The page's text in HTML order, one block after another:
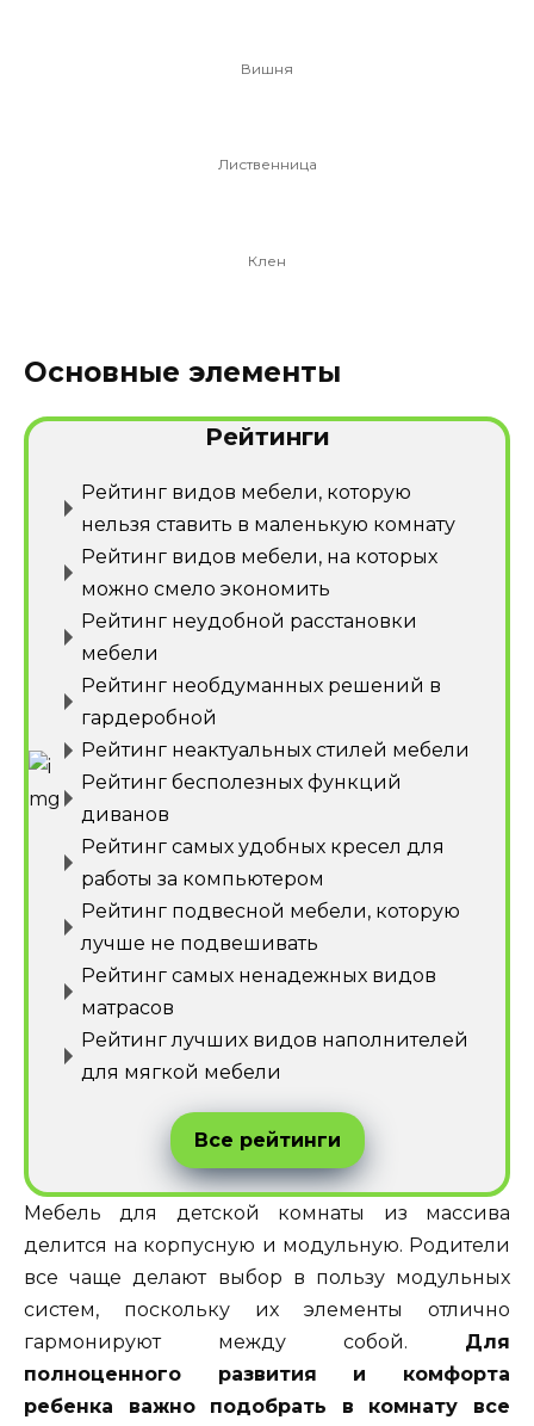
Вишня
Лиственница
Клен
Основные элементы
Рейтинги
Рейтинг видов мебели, которую
нельзя ставить в маленькую комнату
Рейтинг видов мебели, на которых
можно смело экономить
Рейтинг неудобной расстановки
мебели
Рейтинг необдуманных решений в
гардеробной
Рейтинг неактуальных стилей мебели
Рейтинг бесполезных функций
диванов
Рейтинг самых удобных кресел для
работы за компьютером
Рейтинг подвесной мебели, которую
лучше не подвешивать
Рейтинг самых ненадежных видов
матрасов
Рейтинг лучших видов наполнителей
для мягкой мебели
Все рейтинги
Мебель для детской комнаты из массива
делится на корпусную и модульную. Родители
все чаще делают выбор в пользу модульных
систем, поскольку их элементы отлично
гармонируют между собой. Для
полноценного развития и комфорта
ребенка важно подобрать в комнату все